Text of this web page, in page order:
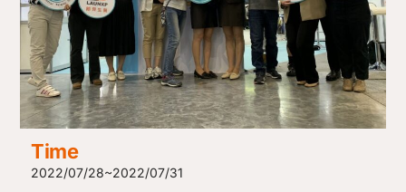
Time
2022/07/28~2022/07/31